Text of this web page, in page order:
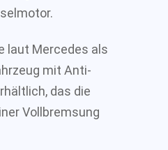
laut Mercedes als
mit Anti-
das die
Vollbremsung